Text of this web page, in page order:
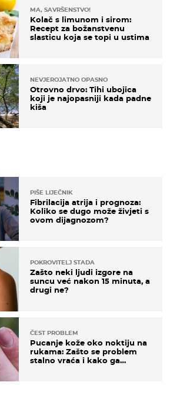
PIŠE LIJEČNIK
Fibrilacija atrija i prognoza:
Koliko se dugo može živjeti s
ovom dijagnozom?
POKROVITELJ STADA
Zašto neki ljudi izgore na
suncu već nakon 15 minuta, a
drugi ne?
ČEST PROBLEM
Pucanje kože oko noktiju na
rukama: Zašto se problem
stalno vraća i kako ga
MA, SAVRŠENSTVO!
Kolač s limunom i sirom:
Recept za božanstvenu
slasticu koja se topi u ustima
NEVJEROJATNO OPASNO
Otrovno drvo: Tihi ubojica
koji je najopasniji kada padne
kiša